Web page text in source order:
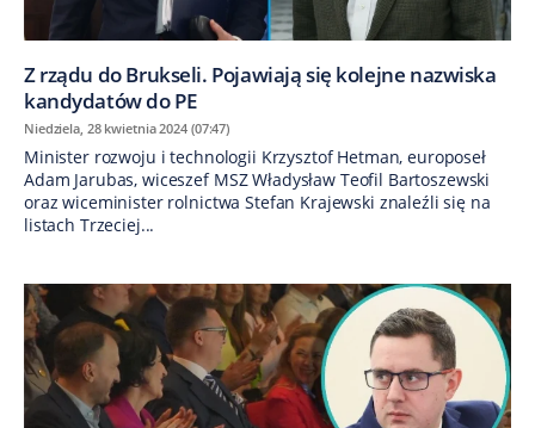
Z rządu do Brukseli. Pojawiają się kolejne nazwiska
kandydatów do PE
Niedziela, 28 kwietnia 2024 (07:47)
Minister rozwoju i technologii Krzysztof Hetman, europoseł
Adam Jarubas, wiceszef MSZ Władysław Teofil Bartoszewski
oraz wiceminister rolnictwa Stefan Krajewski znaleźli się na
listach Trzeciej...